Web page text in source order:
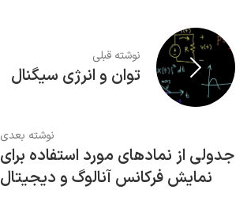
نوشته قبلی
توان و انرژی سیگنال
نوشته بعدی
جدولی از نمادهای مورد استفاده برای
نمایش فرکانس آنالوگ و دیجیتال